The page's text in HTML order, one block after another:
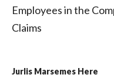
Employees in the
Claims
Jurlis Marsemes Here